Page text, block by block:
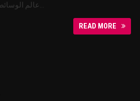
عالم الوسائط الرقمية المليء بالصيغ و…
READ MORE